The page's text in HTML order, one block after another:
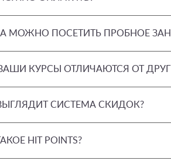
МОЖНО ПОСЕТИТЬ ПРОБНОЕ
КУРСЫ ОТЛИЧАЮТСЯ ОТ
СИСТЕМА СКИДОК?
HIT POINTS?